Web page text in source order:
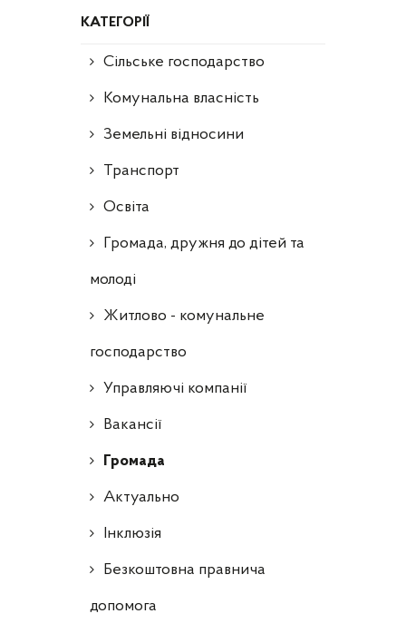
КАТЕГОРІЇ
Сільське господарство
Комунальна власність
Земельні відносини
Транспорт
Освіта
Громада, дружня до дітей та
молоді
Житлово - комунальне
господарство
Управляючі компанії
Ваканcії
Громада
Актуально
Інклюзія
Безкоштовна правнича
допомога